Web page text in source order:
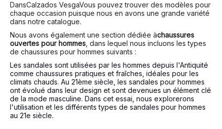
DansCalzados VesgaVous pouvez trouver des modèles pour
chaque occasion puisque nous en avons une grande variété
dans notre catalogue.
Nous avons également une section dédiée àchaussures
ouvertes pour hommes, dans lequel nous incluons les types
de chaussures pour hommes suivants :
Les sandales sont utilisées par les hommes depuis l'Antiquité
comme chaussures pratiques et fraîches, idéales pour les
climats chauds. Au 21ème siècle, les sandales pour hommes
ont évolué dans leur design et sont devenues un élément clé
de la mode masculine. Dans cet essai, nous explorerons
l'utilisation et les différents types de sandales pour hommes
au 21e siècle.